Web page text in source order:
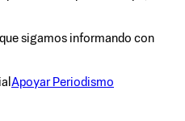
sigamos informando con
Apoyar Periodismo